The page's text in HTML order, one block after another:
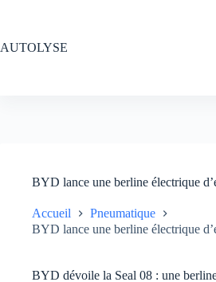
AUTOLYSE
BYD lance une berline électrique
Accueil
Pneumatique
BYD lance une berline électrique
BYD dévoile la Seal 08 : une